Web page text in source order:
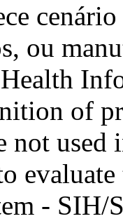
ou
of
not used
- SIH/